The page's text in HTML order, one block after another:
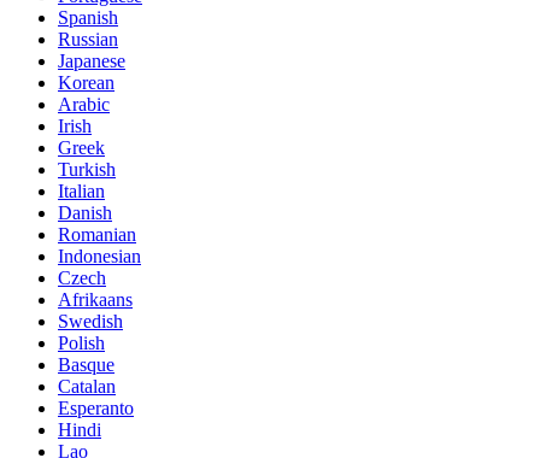
Spanish
Russian
Japanese
Korean
Arabic
Irish
Greek
Turkish
Italian
Danish
Romanian
Indonesian
Czech
Afrikaans
Swedish
Polish
Basque
Catalan
Esperanto
Hindi
Lao